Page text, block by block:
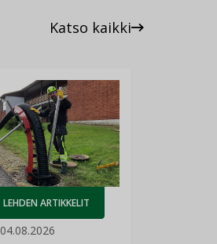
Katso kaikki
LEHDEN ARTIKKELIT
04.08.2026